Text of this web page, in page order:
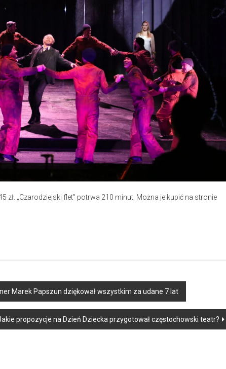
zł. „Czarodziejski flet” potrwa 210 minut. Można je kupić na stronie
Marek Papszun dziękował wszystkim za udane 7 lat
propozycje na Dzień Dziecka przygotował częstochowski teatr?